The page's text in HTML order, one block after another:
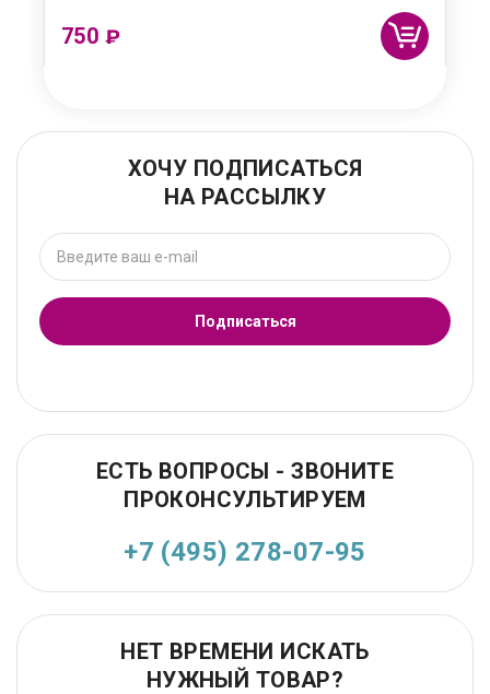
750 ₽
ХОЧУ ПОДПИСАТЬСЯ
НА РАССЫЛКУ
Подписаться
ЕСТЬ ВОПРОСЫ - ЗВОНИТЕ
ПРОКОНСУЛЬТИРУЕМ
+7 (495) 278-07-95
НЕТ ВРЕМЕНИ ИСКАТЬ
НУЖНЫЙ ТОВАР?